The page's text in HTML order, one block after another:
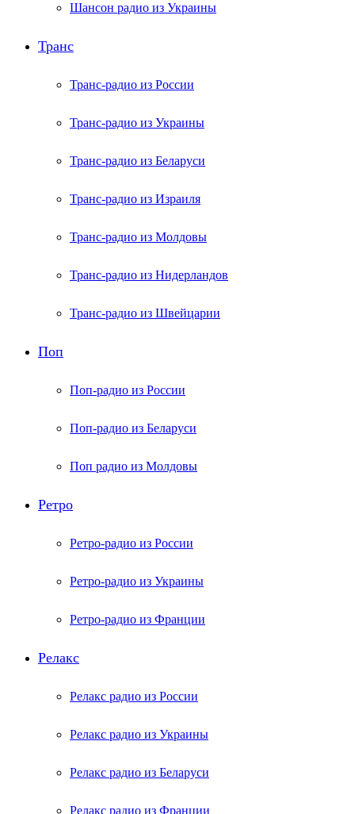
Шансон радио из Украины
Транс
Транс-радио из России
Транс-радио из Украины
Транс-радио из Беларуси
Транс-радио из Израиля
Транс-радио из Молдовы
Транс-радио из Нидерландов
Транс-радио из Швейцарии
Поп
Поп-радио из России
Поп-радио из Беларуси
Поп радио из Молдовы
Ретро
Ретро-радио из России
Ретро-радио из Украины
Ретро-радио из Франции
Релакс
Релакс радио из России
Релакс радио из Украины
Релакс радио из Беларуси
Релакс радио из Франции